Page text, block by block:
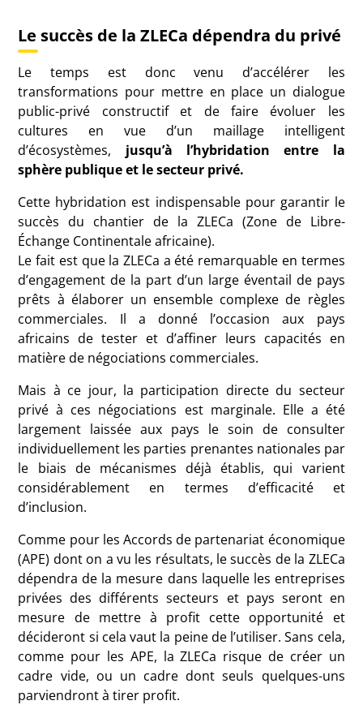
Le succès de la ZLECa dépendra du privé
Le temps est donc venu d’accélérer les
transformations pour mettre en place un dialogue
public-privé constructif et de faire évoluer les
cultures en vue d’un maillage intelligent
d’écosystèmes,
jusqu’à l’hybridation entre la
sphère publique et le secteur privé.
Cette hybridation est indispensable pour garantir le
succès du chantier de la ZLECa (Zone de Libre-
Échange Continentale africaine).
Le fait est que la ZLECa a été remarquable en termes
d’engagement de la part d’un large éventail de pays
prêts à élaborer un ensemble complexe de règles
commerciales. Il a donné l’occasion aux pays
africains de tester et d’affiner leurs capacités en
matière de négociations commerciales.
Mais à ce jour, la participation directe du secteur
privé à ces négociations est marginale. Elle a été
largement laissée aux pays le soin de consulter
individuellement les parties prenantes nationales par
le biais de mécanismes déjà établis, qui varient
considérablement en termes d’efficacité et
d’inclusion.
Comme pour les Accords de partenariat économique
(APE) dont on a vu les résultats, le succès de la ZLECa
dépendra de la mesure dans laquelle les entreprises
privées des différents secteurs et pays seront en
mesure de mettre à profit cette opportunité et
décideront si cela vaut la peine de l’utiliser. Sans cela,
comme pour les APE, la ZLECa risque de créer un
cadre vide, ou un cadre dont seuls quelques-uns
parviendront à tirer profit.